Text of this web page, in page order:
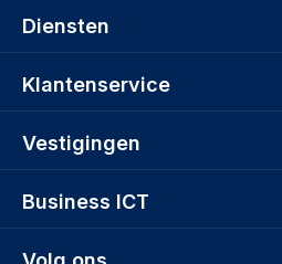
Diensten
Klantenservice
Vestigingen
Business ICT